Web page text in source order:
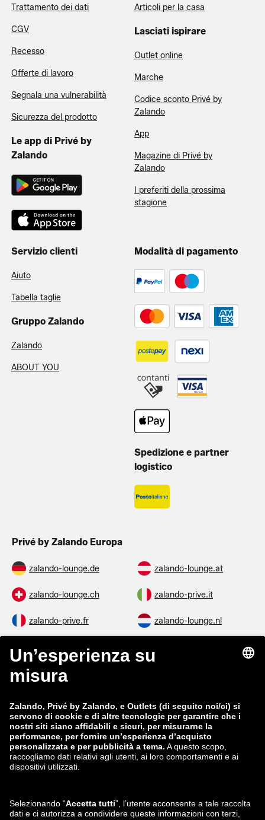
Trattamento dei dati
CGV
Recesso
Offerte di lavoro
Segnala una vulnerabilità
Sicurezza del prodotto
Le app di Privé by
Zalando
Articoli per la casa
Lasciati ispirare
Outlet online
Marche
Codice sconto Privé by
Zalando
App
Magazine di Privé by
Zalando
I preferiti della prossima
stagione
Servizio clienti
Aiuto
Tabella taglie
Gruppo Zalando
Zalando
ABOUT YOU
Modalità di pagamento
Spedizione e partner
logistico
Privé by Zalando Europa
zalando-lounge.de zalando-lounge.at
zalando-lounge.ch zalando-prive.it
zalando-prive.fr zalando-lounge.nl
zalando-lounge.be
zalando-lounge.fi
zalando-prive.es zalando-lounge.cz
zalando-lounge.lt zalando-lounge.sk
zalando-lounge.si zalando-lounge.hu